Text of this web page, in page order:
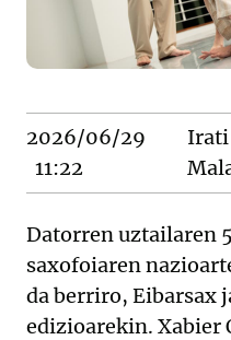
2026/06/29
11:22
Irati
Datorren uztailaren
saxofoiaren
da berriro, Eibarsax
edizioarekin. Xabier